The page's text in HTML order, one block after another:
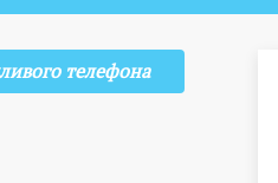
телефона